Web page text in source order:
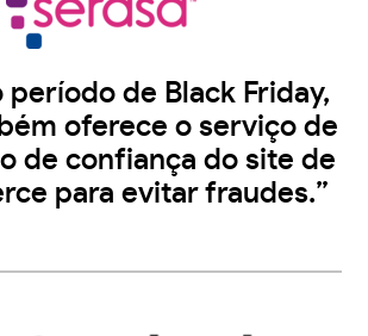
período de Black Friday,
oferece o serviço de
de confiança do site de
para evitar fraudes.”